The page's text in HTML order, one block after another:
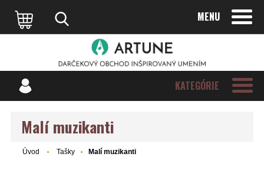
MENU
KATEGÓRIE
Malí muzikanti
Úvod Tašky Malí muzikanti